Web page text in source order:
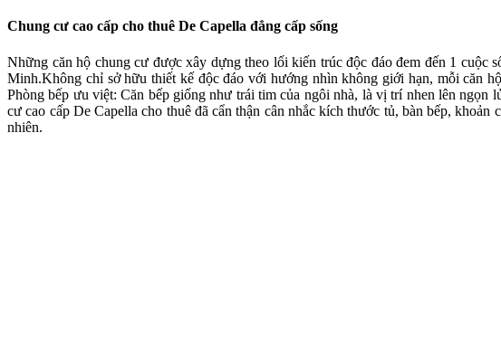
Chung cư cao cấp cho thuê De Capella đẳng cấp sống
Những căn hộ chung cư được xây dựng theo lối kiến trúc độc đáo đem đến 1
Minh.Không chỉ sở hữu thiết kế độc đáo với hướng nhìn không giới hạn, mỗi căn
Phòng bếp ưu việt: Căn bếp giống như trái tim của ngôi nhà, là vị trí nhen lên ngọn
cư cao cấp De Capella cho thuê đã cẩn thận cân nhắc kích thước tủ, bàn bếp,
nhiên.